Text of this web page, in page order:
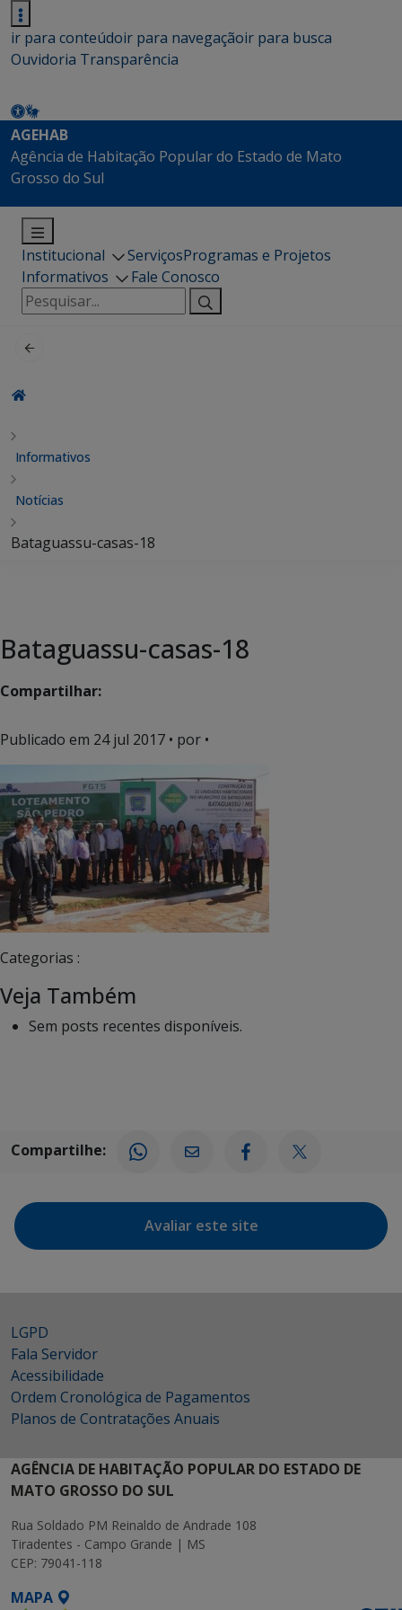
ir para conteúdoir para navegaçãoir para busca
Ouvidoria Transparência
AGEHAB
Agência de Habitação Popular do Estado de Mato
Grosso do Sul
Institucional ServiçosProgramas e Projetos
Informativos
Fale Conosco
Pesquisar
por:
Informativos
Notícias
Bataguassu-casas-18
Bataguassu-casas-18
Compartilhar:
Publicado em 24 jul 2017 • por •
Categorias :
Veja Também
Sem posts recentes disponíveis.
Compartilhe:
Avaliar este site
LGPD
Fala Servidor
Acessibilidade
Ordem Cronológica de Pagamentos
Planos de Contratações Anuais
AGÊNCIA DE HABITAÇÃO POPULAR DO ESTADO DE
MATO GROSSO DO SUL
Rua Soldado PM Reinaldo de Andrade 108
Tiradentes - Campo Grande | MS
CEP: 79041-118
MAPA